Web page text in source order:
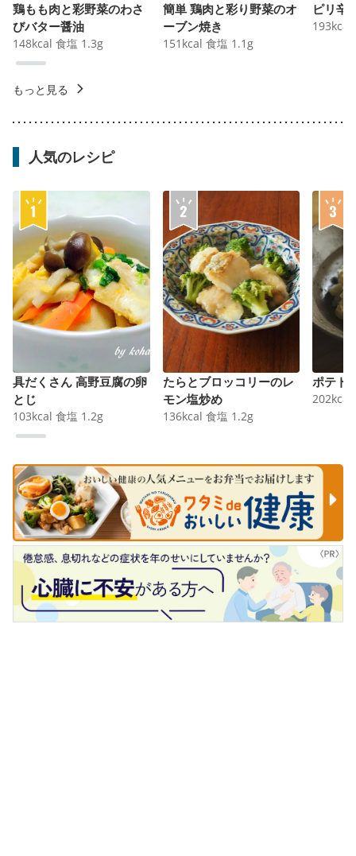
鶏もも肉と彩野菜のわさ
びバター醤油
148kcal 食塩 1.3g
簡単 鶏肉と彩り野菜のオ
ーブン焼き
151 kcal 食塩 1.1 g
ピリ辛
193kcal
もっと見る
人気のレシピ
具だくさん 高野豆腐の卵
とじ
103kcal 食塩 1.2g
たらとブロッコリーのレ
モン塩炒め
136kcal 食塩 1.2g
ポテト
202kcal